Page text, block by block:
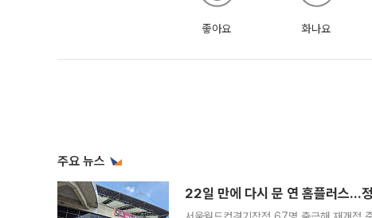
좋아요 화나요
주요 뉴스
22일 만에 다시 문 연 홈플러스…